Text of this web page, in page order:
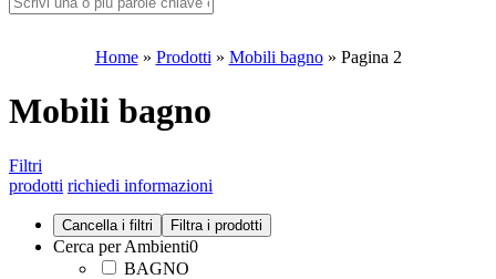
Home» Prodotti » Mobili bagno» Pagina 2
Mobili bagno
Filtri
prodotti richiedi informazioni
Cerca per Ambienti0
BAGNO